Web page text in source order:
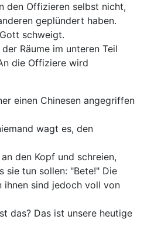
den Offizieren selbst nicht,
geplündert haben.
schweigt.
Räume im unteren Teil
die Offiziere wird
einen Chinesen angegriffen
wagt es, den
den Kopf und schreien,
sie tun sollen: "Bete!" Die
ihnen sind jedoch voll von
das? Das ist unsere heutige